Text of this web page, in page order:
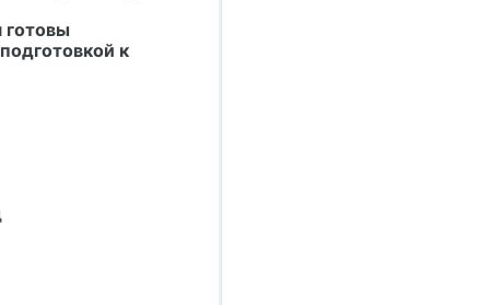
готовы
к